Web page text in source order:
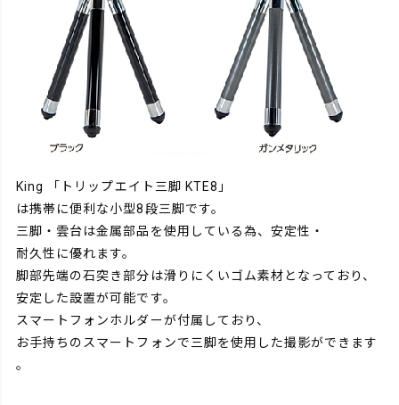
King 「トリップエイト三脚 KTE8」
は携帯に便利な小型8段三脚です。
三脚・雲台は金属部品を使用している為、安定性・
耐久性に優れます。
脚部先端の石突き部分は滑りにくいゴム素材となっており、
安定した設置が可能です。
スマートフォンホルダーが付属しており、
お手持ちのスマートフォンで三脚を使用した撮影ができます
。